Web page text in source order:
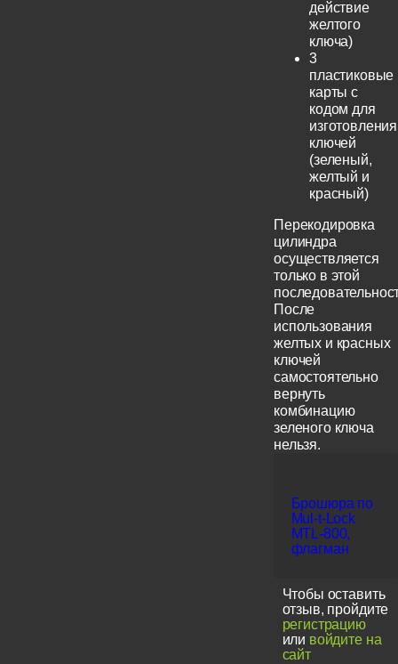
действие
желтого
ключа)
3
пластиковые
карты с
кодом для
изготовления
ключей
(зеленый,
желтый и
красный)
Перекодировка
цилиндра
осуществляется
только в этой
После
использования
желтых и красных
ключей
самостоятельно
вернуть
комбинацию
зеленого ключа
нельзя.
Брошюра по
Mul-t-Lock
MTL-800,
флагман
Чтобы оставить
отзыв, пройдите
регистрацию
или войдите на
сайт